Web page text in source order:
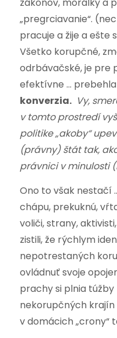
zákonov, morálky a
„pregrciavanie“.
pracuje a žije a ešte
Všetko korupčné,
odrbávačské, je pre
efektívne …
konverzia. Vy,
v tomto prostredí
politike „akoby“
(právny) štát tak,
právnici v minulosti
Ono to však nestačí
chápu, prekuknú,
voliči, strany,
zistili, že rýchlym
nepotrestaných
ovládnuť svoje
prachy si plnia
nekorupčných krajín
v domácich „crony“